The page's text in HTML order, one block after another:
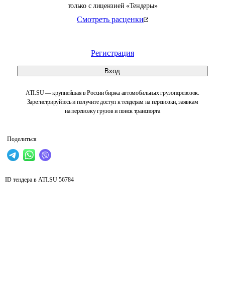
только с лицензией «Тендеры»
Смотреть расценки
Регистрация
Вход
ATI.SU — крупнейшая в России биржа автомобильных грузоперевозок.
Зарегистрируйтесь и получите доступ к тендерам на перевозки, заявкам
на перевозку грузов и поиск транспорта
Поделиться
ID тендера в ATI.SU 56784